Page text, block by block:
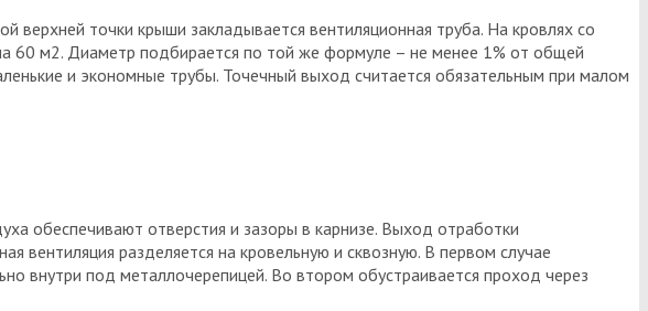
точки крыши закладывается вентиляционная труба. На кровлях со
60 м2. Диаметр подбирается по той же формуле – не менее 1% от общей
и экономные трубы. Точечный выход считается обязательным при малом
обеспечивают отверстия и зазоры в карнизе. Выход отработки
вентиляция разделяется на кровельную и сквозную. В первом случае
внутри под металлочерепицей. Во втором обустраивается проход через